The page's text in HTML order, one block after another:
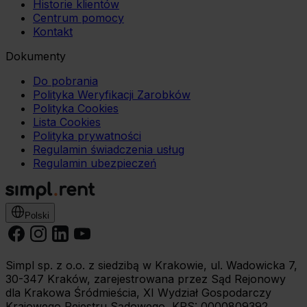
celu
wybierz czarny przycisk znajdujący się w lewym dolnym
rogu na każdej z naszych podstron.
Historie klientów
Centrum pomocy
Kontakt
Dokumenty
Do pobrania
Polityka Weryfikacji Zarobków
Polityka Cookies
Lista Cookies
Polityka prywatności
Regulamin świadczenia usług
Regulamin ubezpieczeń
Polski
Simpl sp. z o.o. z siedzibą w Krakowie, ul. Wadowicka 7,
30-347 Kraków, zarejestrowana przez Sąd Rejonowy
dla Krakowa Śródmieścia, XI Wydział Gospodarczy